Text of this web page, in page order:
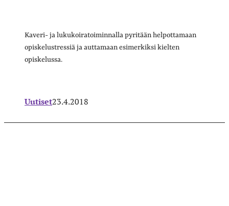
Kaveri- ja lukukoiratoiminnalla pyritään helpottamaan
opiskelustressiä ja auttamaan esimerkiksi kielten
opiskelussa.
Uutiset23.4.2018